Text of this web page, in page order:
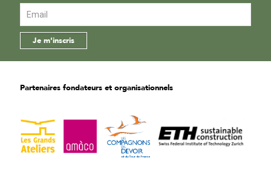
Partenaires fondateurs et organisationnels